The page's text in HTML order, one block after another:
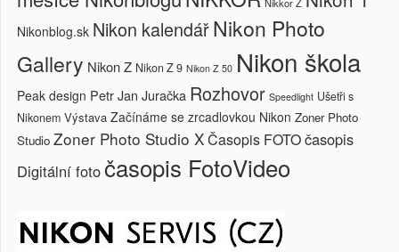
Nikonblog.sk Nikon kalendářNikon Photo
Gallery Nikon Z Nikon Z 9 Nikon Z 50 Nikon škola
Peak design Petr Jan Juračka Rozhovor Speedlight Ušetři s
Nikonem Výstava Začínáme se zrcadlovkou Nikon Zoner Photo
Studio Zoner Photo Studio XČasopis FOTOčasopis
Digitální fotočasopis FotoVideo